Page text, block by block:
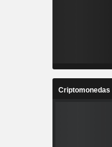
Criptomonedas